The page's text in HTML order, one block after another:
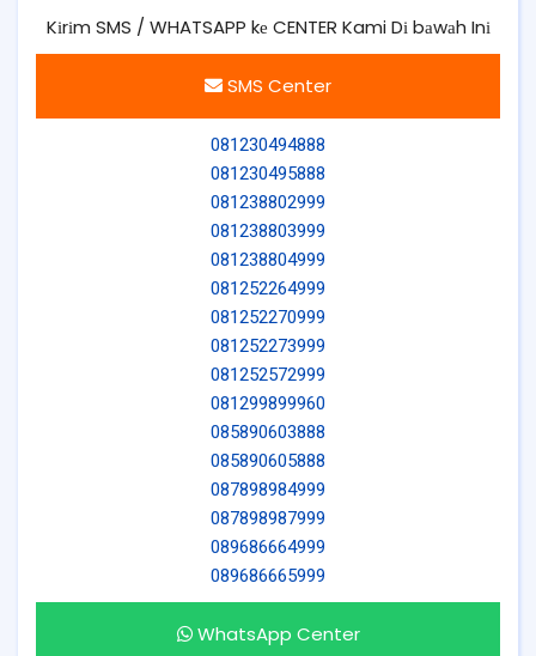
Kіrіm SMS / WHATSAPP kе CENTER Kami Dі bаwаh Inі
SMS Center
081230494888
081230495888
081238802999
081238803999
081238804999
081252264999
081252270999
081252273999
081252572999
081299899960
085890603888
085890605888
087898984999
087898987999
089686664999
089686665999
WhatsApp Center